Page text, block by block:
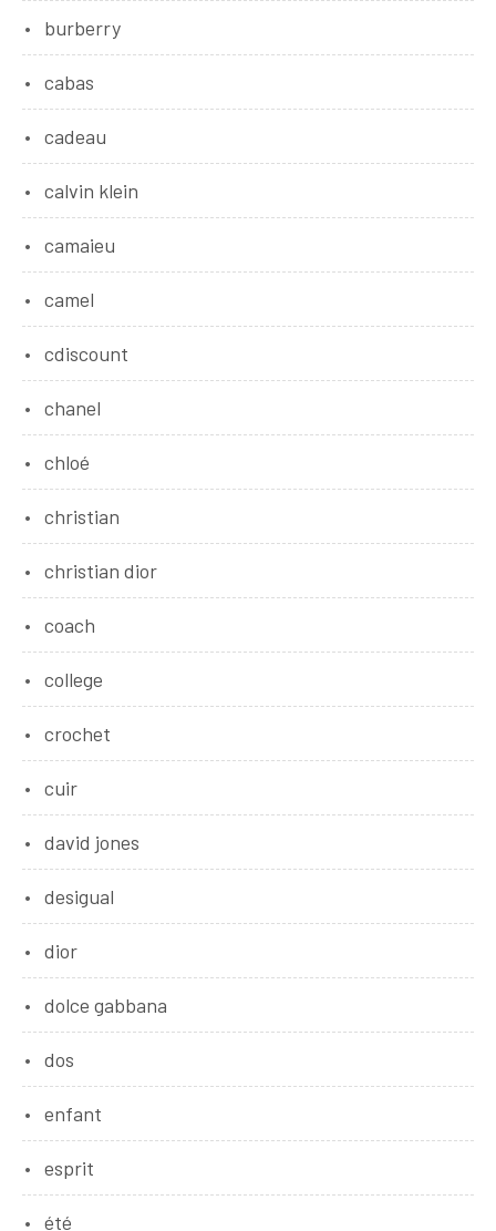
burberry
cabas
cadeau
calvin klein
camaieu
camel
cdiscount
chanel
chloé
christian
christian dior
coach
college
crochet
cuir
david jones
desigual
dior
dolce gabbana
dos
enfant
esprit
été